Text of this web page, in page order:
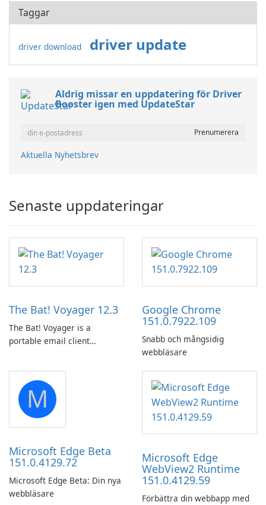
Taggar
driver download driver update
Aldrig missar en uppdatering för Driver
Booster igen med UpdateStar
Aktuella Nyhetsbrev
Senaste uppdateringar
The Bat! Voyager 12.3
The Bat! Voyager is a
portable email client
portable media on any
computer running Microsoft
Windows.
Google Chrome
151.0.7922.109
Snabb och mångsidig
webbläsare
M
Microsoft Edge Beta
151.0.4129.72
Microsoft Edge Beta: Din nya
webbläsare
Microsoft Edge
WebView2 Runtime
151.0.4129.59
Förbättra din webbapp med